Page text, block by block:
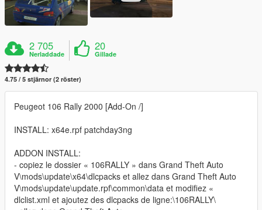
2 705
Nerladdade
20
Gillade
4.75 / 5 stjärnor (2 röster)
Peugeot 106 Rally 2000 [Add-On /]
INSTALL: x64e.rpf patchday3ng
ADDON INSTALL:
- copiez le dossier « 106RALLY » dans Grand Theft Auto
V\mods\update\x64\dlcpacks et allez dans Grand Theft Auto
V\mods\update\update.rpf\common\data et modifiez «
dlclist.xml et ajoutez des dlcpacks de ligne:\106RALLY\